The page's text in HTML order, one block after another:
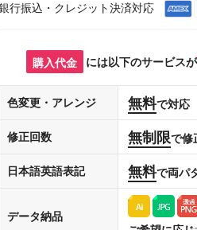
行振込・クレジット決済対応
購入代金 には以下のサービスが
色変更・アレンジ 無料で対応
修正回数 無制限で修
日本語英語表記 無料で両パ
データ納品